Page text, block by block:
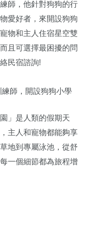
師，他針對狗狗的行
愛好者，來開設狗狗
物和主人住宿星空雙
且可選擇最困擾的問
民宿諮詢!
師，開設狗狗小學
」是人類的假期天
主人和寵物都能夠享
地到專屬泳池，從舒
一個細節都為旅程增